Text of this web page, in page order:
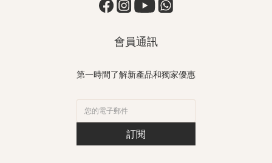
會員通訊
第一時間了解新產品和獨家優惠
訂閱